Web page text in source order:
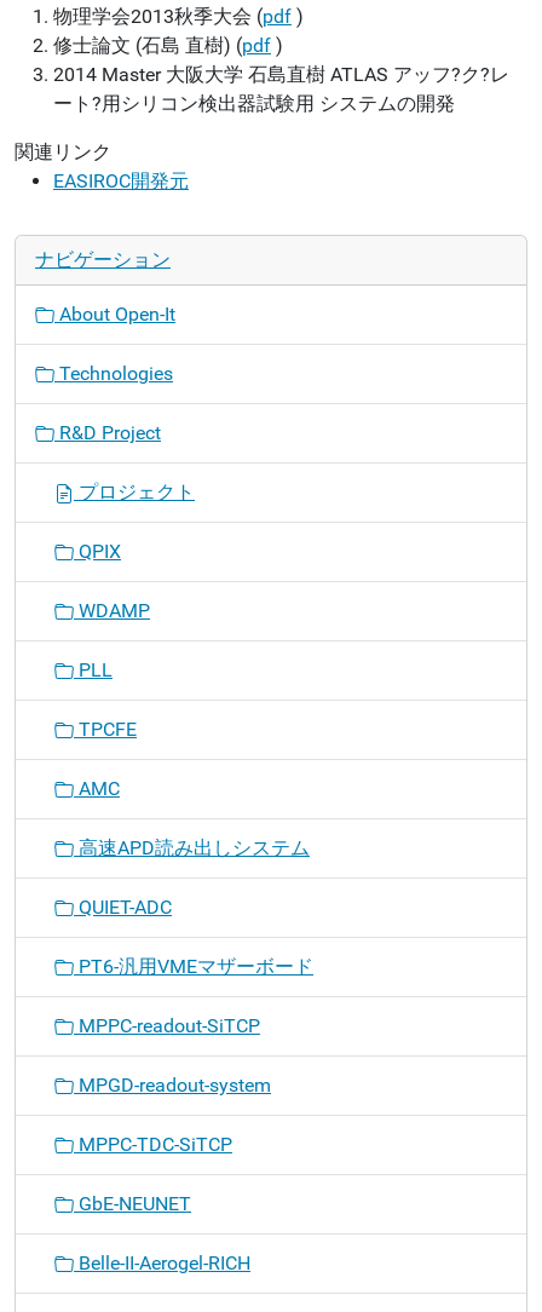
物理学会2013秋季大会 (pdf )
修士論文 (石島 直樹) (pdf )
2014 Master 大阪大学 石島直樹 ATLAS アッフ?ク?レ
ート?用シリコン検出器試験用 システムの開発
関連リンク
EASIROC開発元
ナビゲーション
About Open-It
Technologies
R&D Project
プロジェクト
QPIX
WDAMP
PLL
TPCFE
AMC
高速APD読み出しシステム
QUIET-ADC
PT6-汎用VMEマザーボード
MPPC-readout-SiTCP
MPGD-readout-system
MPPC-TDC-SiTCP
GbE-NEUNET
Belle-II-Aerogel-RICH